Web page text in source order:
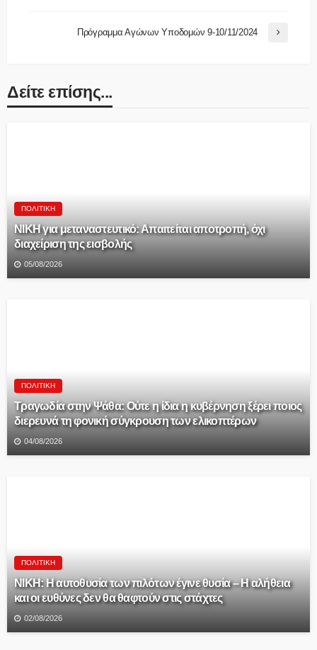
Πρόγραμμα Αγώνων Υποδομών 9-10/11/2024
Δείτε επίσης...
ΠΟΛΙΤΙΚΉ
ΝΙΚΗ για μεταναστευτικό: Απαιτείται αποτροπή, όχι
διαχείριση της εισβολής
05/08/2026
ΠΟΛΙΤΙΚΉ
Τραγωδία στην Ψάθα: Ούτε η ίδια η κυβέρνηση ξέρει ποιος
διερευνά τη φονική σύγκρουση των ελικοπτέρων
04/08/2026
ΠΟΛΙΤΙΚΉ
ΝΙΚΗ: Η αυτοθυσία των πιλότων έγινε θυσία – Η αλήθεια
και οι ευθύνες δεν θα θαφτούν στις στάχτες
02/08/2026